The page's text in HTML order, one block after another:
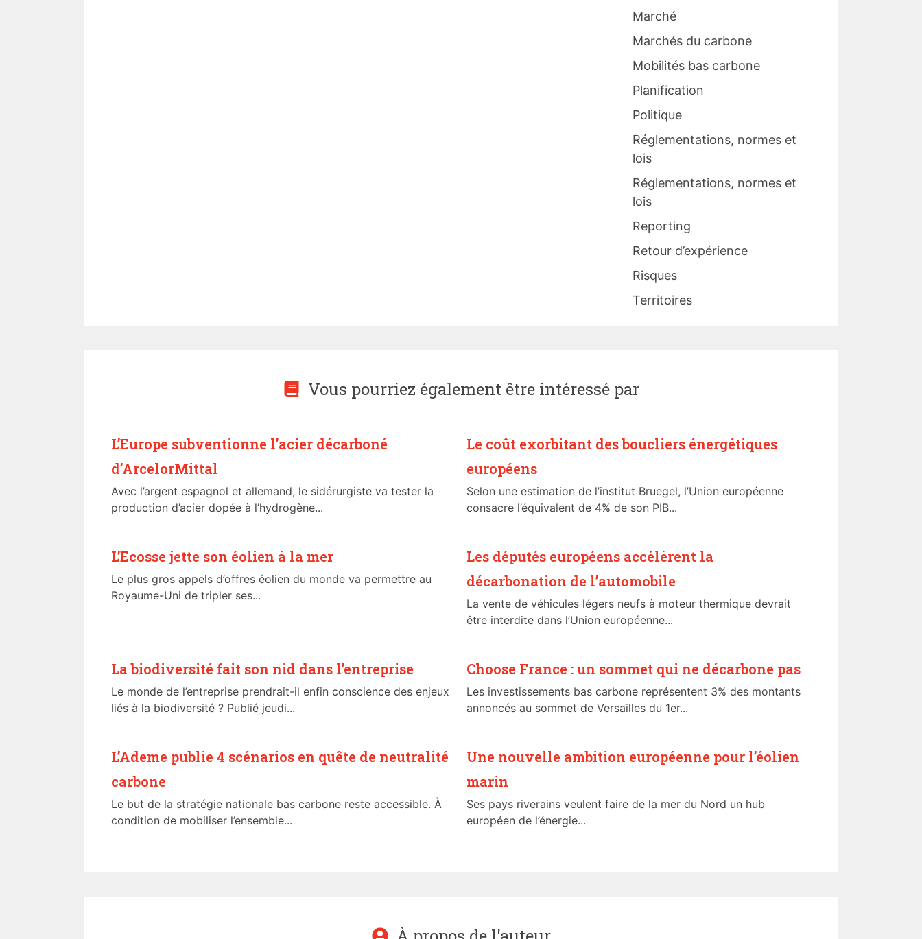
Marché
Marchés du carbone
Mobilités bas carbone
Planification
Politique
Réglementations, normes et
lois
Réglementations, normes et
lois
Reporting
Retour d’expérience
Risques
Territoires
Vous pourriez également être intéressé par
L’Europe subventionne l’acier décarboné
d’ArcelorMittal
Avec l’argent espagnol et allemand, le sidérurgiste va tester la
production d’acier dopée à l’hydrogène...
Le coût exorbitant des boucliers énergétiques
européens
Selon une estimation de l’institut Bruegel, l’Union européenne
consacre l’équivalent de 4% de son PIB...
L’Ecosse jette son éolien à la mer
Le plus gros appels d’offres éolien du monde va permettre au
Royaume-Uni de tripler ses...
Les députés européens accélèrent la
décarbonation de l’automobile
La vente de véhicules légers neufs à moteur thermique devrait
être interdite dans l’Union européenne...
La biodiversité fait son nid dans l’entreprise
Le monde de l’entreprise prendrait-il enfin conscience des enjeux
liés à la biodiversité ? Publié jeudi...
Choose France : un sommet qui ne décarbone pas
Les investissements bas carbone représentent 3% des montants
annoncés au sommet de Versailles du 1er...
L’Ademe publie 4 scénarios en quête de neutralité
carbone
Le but de la stratégie nationale bas carbone reste accessible. À
condition de mobiliser l’ensemble...
Une nouvelle ambition européenne pour l’éolien
marin
Ses pays riverains veulent faire de la mer du Nord un hub
européen de l’énergie...